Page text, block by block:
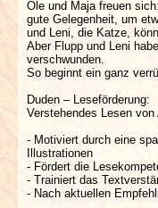
Ole und Maja freuen
gute Gelegenheit, um
und Leni, die Katze,
Aber Flupp und Leni
verschwunden.
So beginnt ein ganz
Duden – Leseförderung:
Verstehendes Lesen von
- Motiviert durch eine
Illustrationen
- Fördert die
- Trainiert das
- Nach aktuellen